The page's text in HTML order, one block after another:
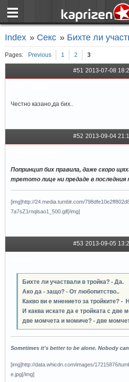
Index » Секс » Бихте ли
Pages: Previous 1 2 3
#51 2013-07-08
Честно казано,да бих..
#52 2013-09-04
Попринцип бих правила, даже скоро
третото лице ни предаде в
[img]http://24.media.tumblr.com/
7a7sZ1rnqlsao1_500.gif[/img]
#53 2013-09-05
Бихте ли участвали в тройка? - Да.
Ако да - защо? - От любопитство..
Какво ви е мнението за тройките?
И каква искате да е тройката с две
две момчета и момиче? - две
Sometimes it's better to be alone. Nobody
[img]http://data.whicdn.com/images/17215876/
e.jpg[/img]